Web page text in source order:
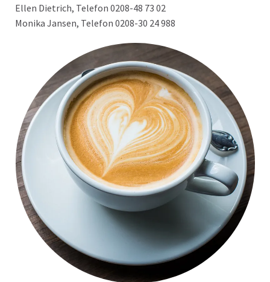
Ellen Dietrich, Telefon 0208-48 73 02
Monika Jansen, Telefon 0208-30 24 988